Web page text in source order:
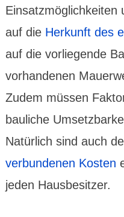
Einsatz­möglich­keiten
auf die Her­kunft des
auf die vorlie­gende
vorhan­denen
Zudem müssen
bau­liche
Natür­lich sind auch
verbun­denen Kosten
jeden Hausbe­sitzer.